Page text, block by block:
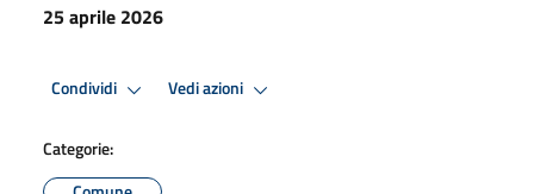
25 aprile 2026
Condividi Vedi azioni
Categorie: